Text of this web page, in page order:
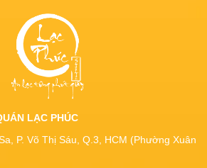
LẠC PHÚC
P. Võ Thị Sáu, Q.3, HCM (Phường Xuân